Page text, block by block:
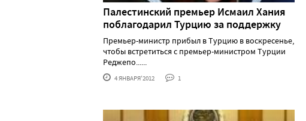
Палестинский премьер Исмаил Хания
поблагодарил Турцию за поддержку
Премьер-министр прибыл в Турцию в воскресенье,
чтобы встретиться с премьер-министром Турции
Реджепо......
4 ЯНВАРЯ'2012 1